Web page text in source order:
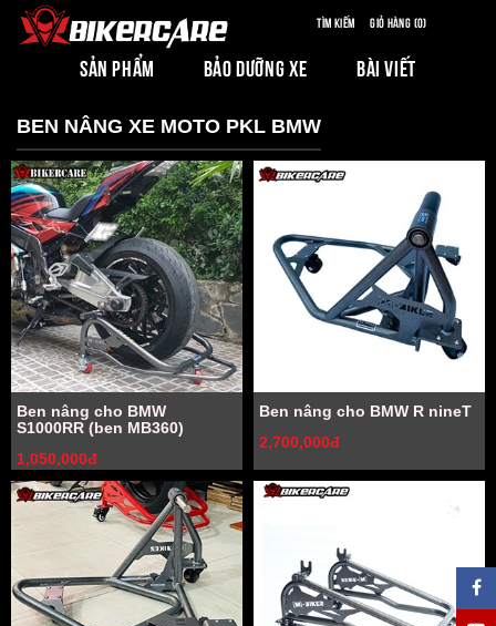
Tìm kiếm Giỏ hàng (0)
SẢN PHẨM BẢO DƯỠNG XE BÀI VIẾT
BEN NÂNG XE MOTO PKL BMW
Ben nâng cho BMW
S1000RR (ben MB360)
1,050,000đ
Ben nâng cho BMW R nineT
2,700,000đ